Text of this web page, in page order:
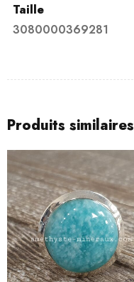
Taille
3080000369281
Produits similaires